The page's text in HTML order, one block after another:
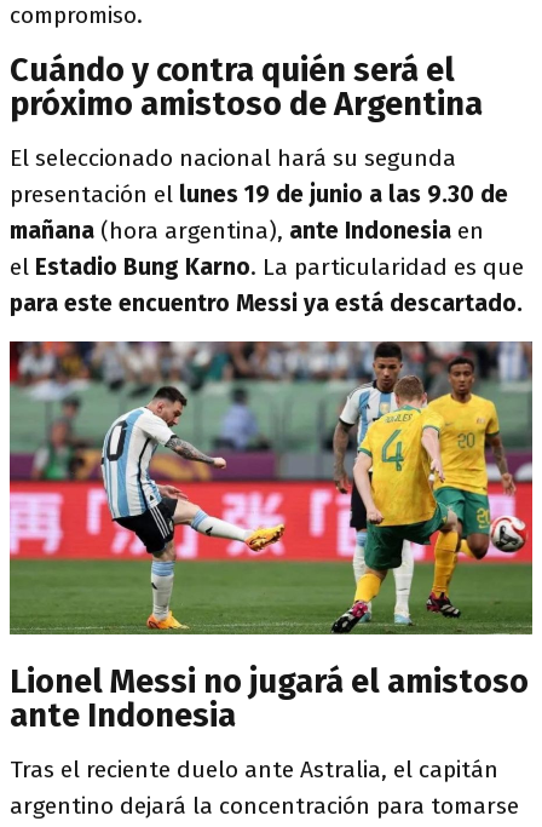
compromiso.
Cuándo y contra quién será el
próximo amistoso de Argentina
El seleccionado nacional hará su segunda
presentación el lunes 19 de junio a las 9.30 de
mañana (hora argentina), ante Indonesia en
el Estadio Bung Karno. La particularidad es que
para este encuentro Messi ya está descartado.
Lionel Messi no jugará el amistoso
ante Indonesia
Tras el reciente duelo ante Astralia, el capitán
argentino dejará la concentración para tomarse